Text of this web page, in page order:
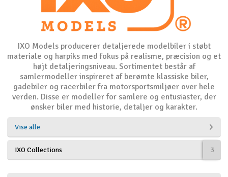
3D-print
Batteri & ladere
Biler
Både
Droner
Droner til FPV
Fly
IXO Models producerer detaljerede modelbiler i støbt
materiale og harpiks med fokus på realisme, præcision og et
højt detaljeringsniveau. Sortimentet består af
samlermodeller inspireret af berømte klassiske biler,
gadebiler og racerbiler fra motorsportsmiljøer over hele
verden. Disse er modeller for samlere og entusiaster, der
ønsker biler med historie, detaljer og karakter.
Vise alle
IXO Collections 3